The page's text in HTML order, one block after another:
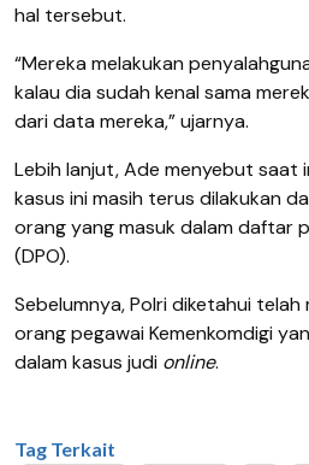
hal tersebut.
“Mereka melakukan
kalau dia sudah kenal sama
dari data mereka,” ujarnya.
Lebih lanjut, Ade menyebut saat
kasus ini masih terus dilakukan
orang yang masuk dalam daftar
(DPO).
Sebelumnya, Polri diketahui
orang pegawai Kemenkomdigi
dalam kasus judi online.
Tag Terkait